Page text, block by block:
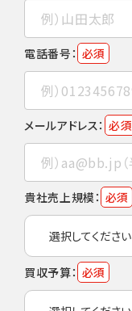
電話番号： 必須
メールアドレス： 必須
貴社売上規模： 必須
買収予算： 必須